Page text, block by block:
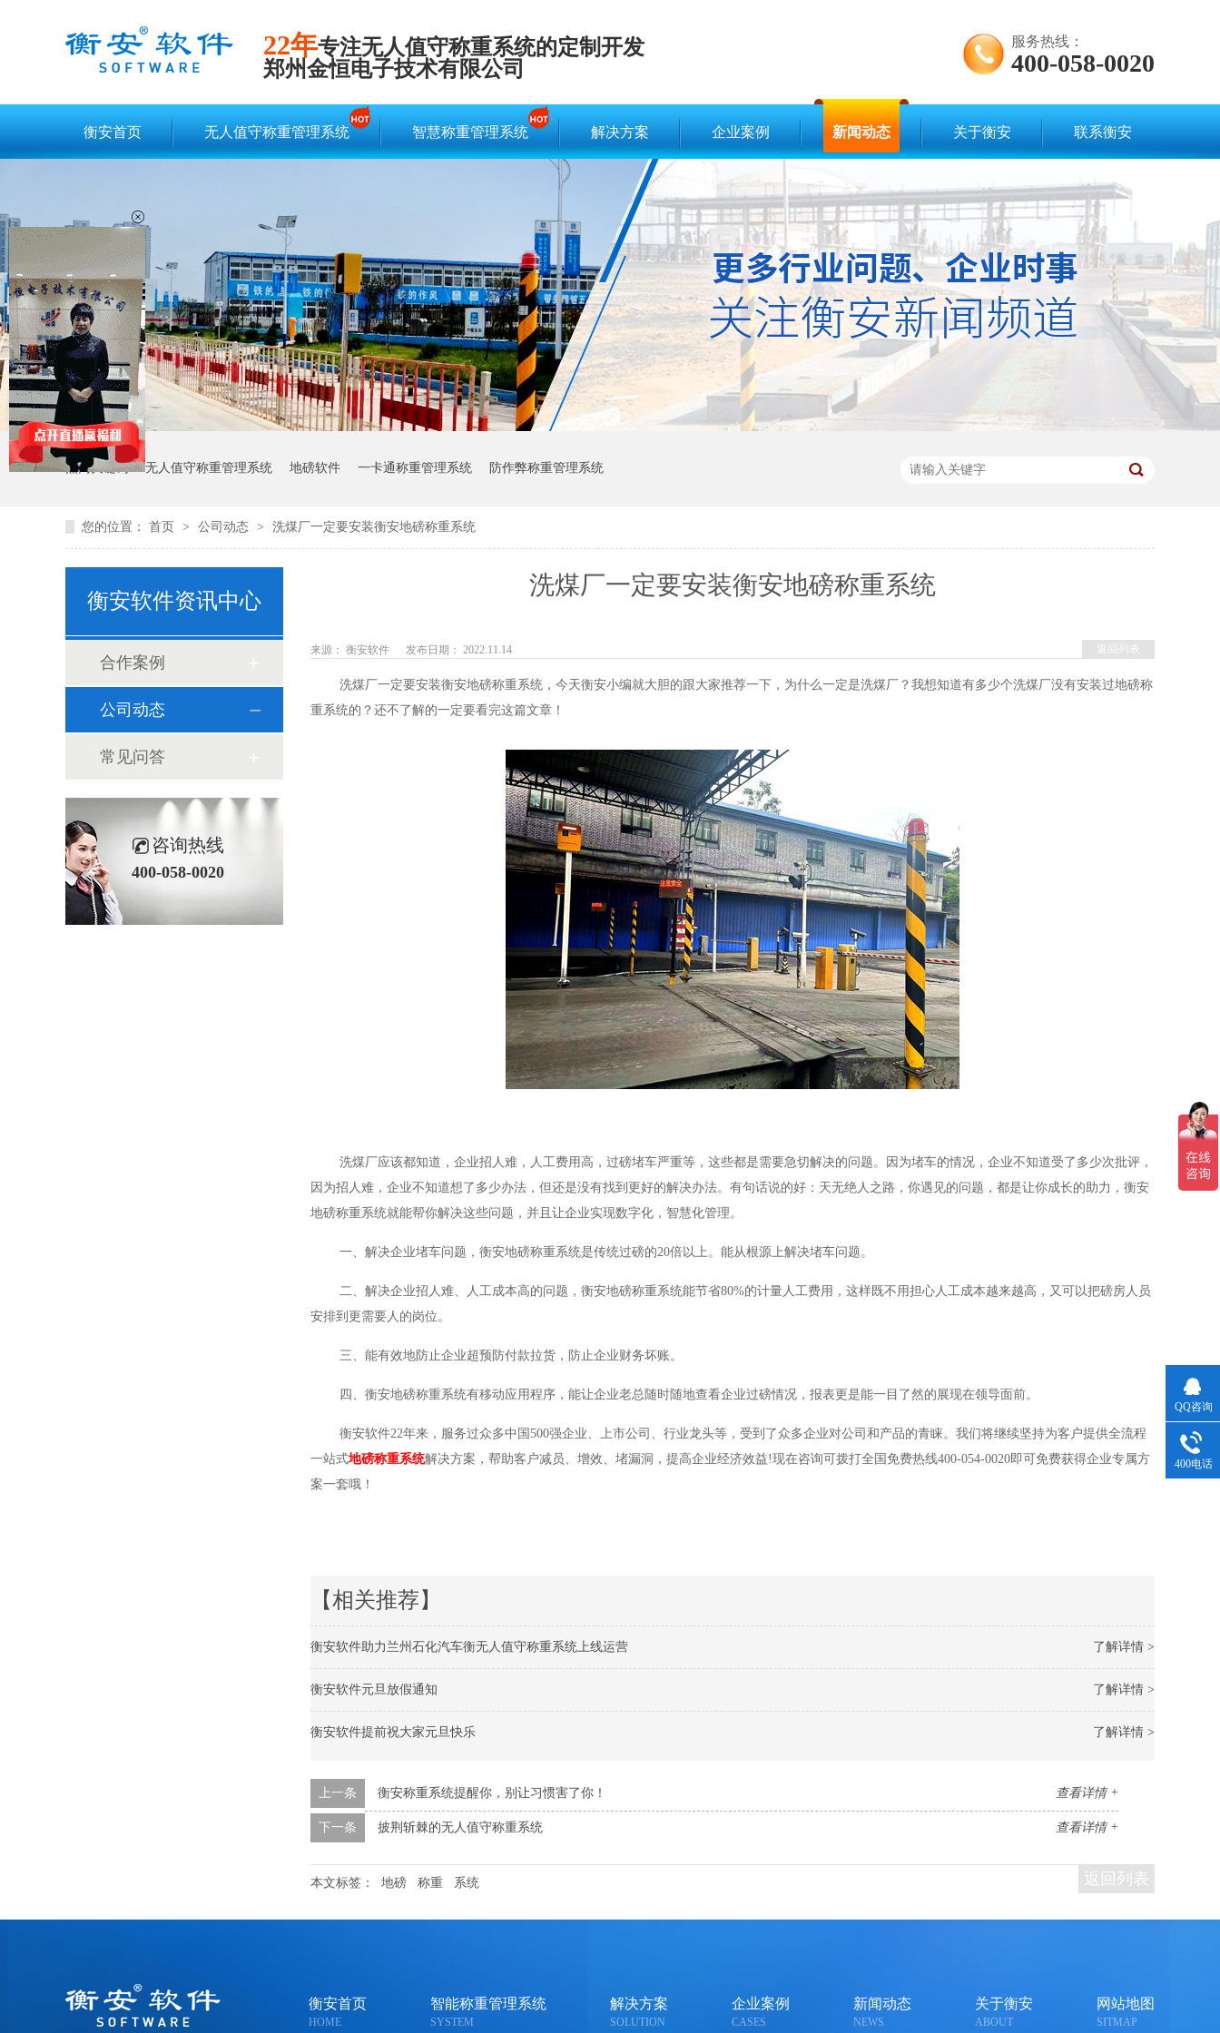
22年专注无人值守称重系统的定制开发
郑州金恒电子技术有限公司
服务热线：
400-058-0020
衡安首页 无人值守称重管理系统 智慧称重管理系统 解决方案 企业案例 新闻动态 关于衡安 联系衡安
热门关键词：无人值守称重管理系统 地磅软件 一卡通称重管理系统 防作弊称重管理系统
您的位置： 首页 > 公司动态 > 洗煤厂一定要安装衡安地磅称重系统
洗煤厂一定要安装衡安地磅称重系统
返回列表
来源： 衡安软件 发布日期： 2022.11.14
洗煤厂一定要安装衡安地磅称重系统，今天衡安小编就大胆的跟大家推荐一下，为什么一定是洗煤厂？我想知道有多少个洗煤厂没有安装过地磅称
重系统的？还不了解的一定要看完这篇文章！
洗煤厂应该都知道，企业招人难，人工费用高，过磅堵车严重等，这些都是需要急切解决的问题。因为堵车的情况，企业不知道受了多少次批评，
因为招人难，企业不知道想了多少办法，但还是没有找到更好的解决办法。有句话说的好：天无绝人之路，你遇见的问题，都是让你成长的助力，衡安
地磅称重系统就能帮你解决这些问题，并且让企业实现数字化，智慧化管理。
一、解决企业堵车问题，衡安地磅称重系统是传统过磅的20倍以上。能从根源上解决堵车问题。
二、解决企业招人难、人工成本高的问题，衡安地磅称重系统能节省80%的计量人工费用，这样既不用担心人工成本越来越高，又可以把磅房人员
安排到更需要人的岗位。
三、能有效地防止企业超预防付款拉货，防止企业财务坏账。
四、衡安地磅称重系统有移动应用程序，能让企业老总随时随地查看企业过磅情况，报表更是能一目了然的展现在领导面前。
衡安软件22年来，服务过众多中国500强企业、上市公司、行业龙头等，受到了众多企业对公司和产品的青睐。我们将继续坚持为客户提供全流程
一站式地磅称重系统解决方案，帮助客户减员、增效、堵漏洞，提高企业经济效益!现在咨询可拨打全国免费热线400-054-0020即可免费获得企业专属方
案一套哦！
【相关推荐】
了解详情 >
衡安软件助力兰州石化汽车衡无人值守称重系统上线运营
了解详情 >
衡安软件元旦放假通知
了解详情 >
衡安软件提前祝大家元旦快乐
查看详情 +
上一条 衡安称重系统提醒你，别让习惯害了你！
查看详情 +
下一条 披荆斩棘的无人值守称重系统
返回列表
本文标签： 地磅 称重 系统
衡安软件资讯中心
合作案例
公司动态
常见问答
咨询热线
400-058-0020
衡安首页
HOME
智能称重管理系统
SYSTEM
解决方案
SOLUTION
企业案例
CASES
新闻动态
NEWS
关于衡安
ABOUT
网站地图
SITMAP
QQ咨询
400电话